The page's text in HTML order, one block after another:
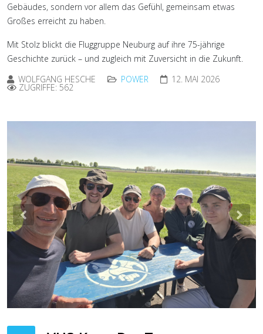
Gebäudes, sondern vor allem das Gefühl, gemeinsam etwas
Großes erreicht zu haben.
Mit Stolz blickt die Fluggruppe Neuburg auf ihre 75-jährige
Geschichte zurück – und zugleich mit Zuversicht in die Zukunft.
WOLFGANG HESCHE
POWER 12. MAI 2026
ZUGRIFFE: 562
Previous